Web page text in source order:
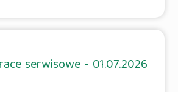
serwisowe - 01.07.2026